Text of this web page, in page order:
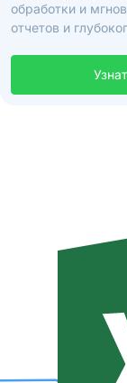
обработки и
отчетов и